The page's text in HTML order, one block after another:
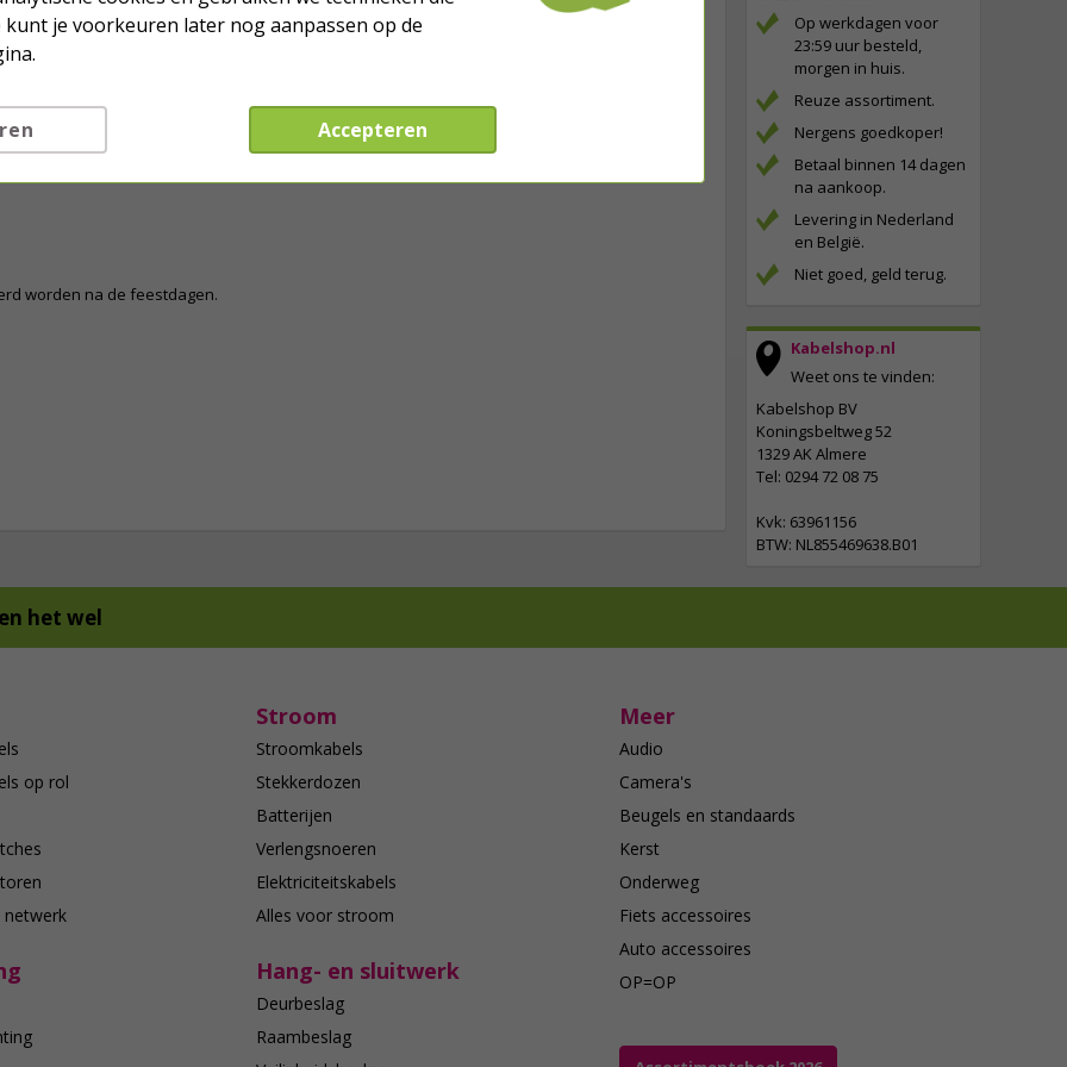
Op werkdagen voor
23:59 uur besteld,
morgen in huis.
Reuze assortiment.
Nergens goedkoper!
Betaal binnen 14 dagen
na aankoop.
Levering in Nederland
en België.
Niet goed, geld terug.
Kabelshop.nl
Weet ons te vinden:
Kabelshop BV
Koningsbeltweg 52
1329 AK Almere
Tel: 0294 72 08 75
Kvk: 63961156
BTW: NL855469638.B01
in huis. Heb jij kerstverlichting
worden na de feestdagen.
het wel
op rol
netwerk
Stroom
Stroomkabels
Stekkerdozen
Batterijen
Verlengsnoeren
Elektriciteitskabels
Alles voor stroom
Hang- en sluitwerk
Deurbeslag
Raambeslag
Meer
Audio
Camera's
Beugels en standaards
Kerst
Onderweg
Fiets accessoires
Auto accessoires
OP=OP
kunt je voorkeuren later nog aanpassen op de
Accepteren